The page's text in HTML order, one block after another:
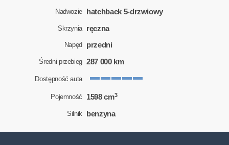
Nadwozie hatchback 5-drzwiowy
Skrzynia ręczna
Napęd przedni
Średni przebieg 287 000 km
Dostępność auta
Pojemność 1598 cm3
Silnik benzyna